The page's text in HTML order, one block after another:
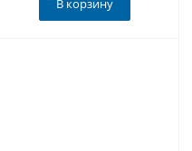
В корзину